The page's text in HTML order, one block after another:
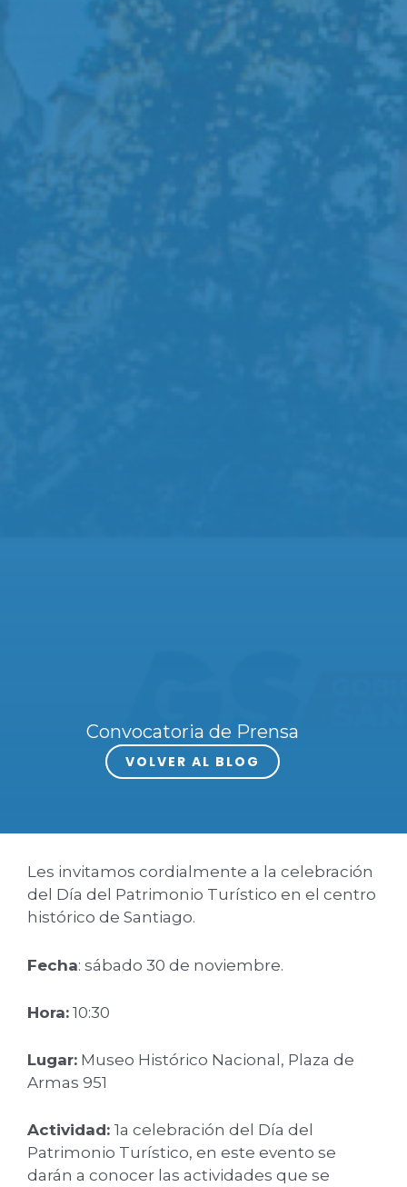
Convocatoria de Prensa
VOLVER AL BLOG
Les invitamos cordialmente a la celebración
del Día del Patrimonio Turístico en el centro
histórico de Santiago.
Fecha: sábado 30 de noviembre.
Hora: 10:30
Lugar: Museo Histórico Nacional, Plaza de
Armas 951
Actividad: 1a celebración del Día del
Patrimonio Turístico, en este evento se
darán a conocer las actividades que se